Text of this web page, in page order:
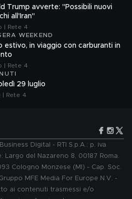
Trump avverte: "Possibili nuovi
all'Iran"
| Rete 4
WEEKEND
estivo, in viaggio con carburanti in
| Rete 4
29 luglio
| Rete 4
Digital - RTI S.p.A.: p. iva
Largo del Nazareno 8, 00187 Roma.
Cologno Monzese (MI) - Cap. Soc.
MFE Media For Europe N.V. -
ai contenuti trasmessi e/o